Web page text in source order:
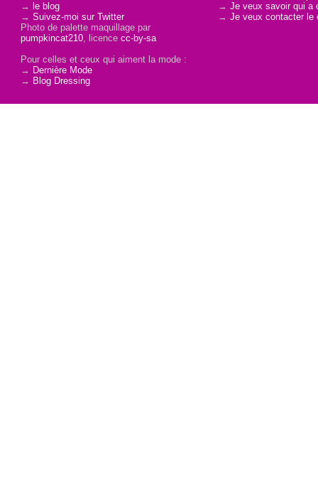
→ le blog
→Suivez-moi sur Twitter
→Je veux savoir qui a
→Je veux contacter le
Photo de palette maquillage par
pumpkincat210, licencecc-by-sa
Pour celles et ceux qui aiment la mode :
→ Dernière Mode
→ Blog Dressing